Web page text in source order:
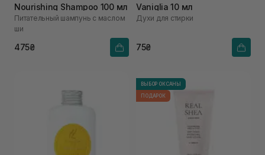
Nourishing Shampoo 100 мл
Питательный шампунь с маслом
ши
475₴
Vaniglia 10 мл
Духи для стирки
75₴
ВЫБОР ОКСАНЫ
ПОДАРОК